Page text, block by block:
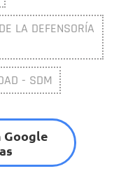
LA DEFENSORÍA
- SDM
Google